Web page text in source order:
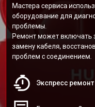
Мастера сервиса
оборудование для
проблемы.
Ремонт может включать
замену кабеля,
проблем с соединением.
Экспресс